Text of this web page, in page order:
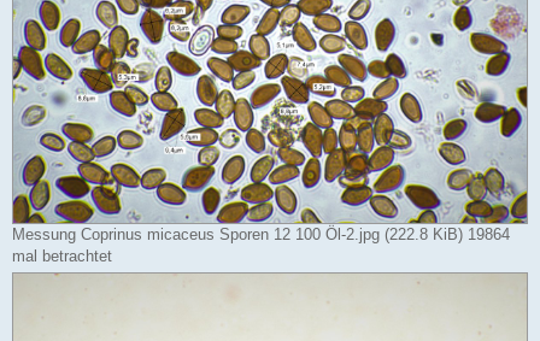
Messung Coprinus micaceus Sporen 12 100 Öl-2.jpg (222.8 KiB) 19864
mal betrachtet